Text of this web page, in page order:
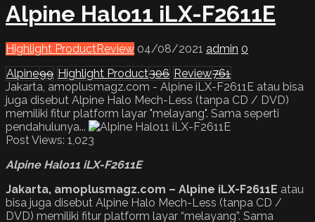
Alpine Halo11 iLX-F2611E
Highlight ProductReview 04/08/2021 admin 0
Alpine99 Highlight Product306 Review761
Jakarta, amoplusmagz.com - Alpine iLX-F2611E atau bisa
juga disebut Alpine Halo Mech-Less (tanpa CD / DVD)
memiliki fitur platform layar "melayang". Sama seperti
pendahulunya...
Post Views: 1,023
Alpine Halo11 iLX-F2611E
Jakarta, amoplusmagz.com – Alpine iLX-F2611E atau
bisa juga disebut Alpine Halo Mech-Less (tanpa CD /
DVD) memiliki fitur platform layar “melayang”. Sama